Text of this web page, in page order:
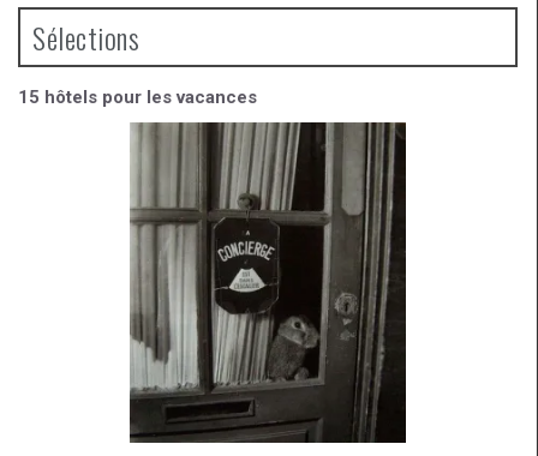
b
o
o
gr
a
m
er
Sélections
15 hôtels pour les vacances